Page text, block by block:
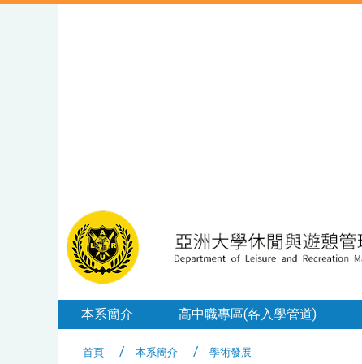
本系簡介 高中職專區(各入學管道)
首頁 本系簡介 學術發展